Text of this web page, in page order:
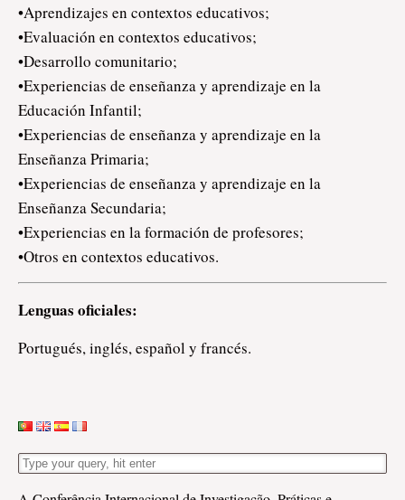
•Aprendizajes en contextos educativos;
•Evaluación en contextos educativos;
•Desarrollo comunitario;
•Experiencias de enseñanza y aprendizaje en la
Educación Infantil;
•Experiencias de enseñanza y aprendizaje en la
Enseñanza Primaria;
•Experiencias de enseñanza y aprendizaje en la
Enseñanza Secundaria;
•Experiencias en la formación de profesores;
•Otros en contextos educativos.
Lenguas oficiales:
Portugués, inglés, español y francés.